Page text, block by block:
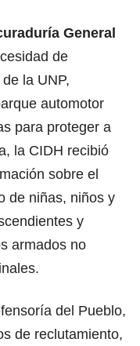
General
de
la UNP,
automotor
para proteger a
la CIDH recibió
sobre el
de niñas, niños y
y
armados no
del Pueblo,
de reclutamiento,